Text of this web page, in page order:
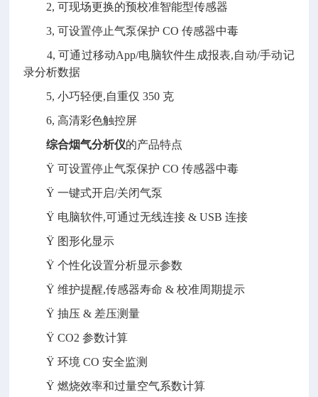
2, 可现场更换的预校准智能型传感器
3, 可设置停止气泵保护 CO 传感器中毒
4, 可通过移动App/电脑软件生成报表,自动/手动记
录分析数据
5, 小巧轻便,自重仅 350 克
6, 高清彩色触控屏
综合烟气分析仪的产品特点
Ÿ 可设置停止气泵保护 CO 传感器中毒
Ÿ 一键式开启/关闭气泵
Ÿ 电脑软件,可通过无线连接 & USB 连接
Ÿ 图形化显示
Ÿ 个性化设置分析显示参数
Ÿ 维护提醒,传感器寿命 & 校准周期提示
Ÿ 抽压 & 差压测量
Ÿ CO2 参数计算
Ÿ 环境 CO 安全监测
Ÿ 燃烧效率和过量空气系数计算